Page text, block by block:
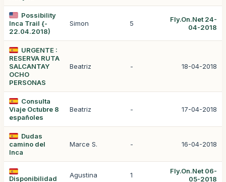
Possibility
Inca Trail {-
22.04.2018)
Simon 5
Fly.On.Net 24-
04-2018
URGENTE :
RESERVA RUTA
SALCANTAY
OCHO
PERSONAS
Beatriz - 18-04-2018
Consulta
Viaje Octubre 8
españoles
Beatriz - 17-04-2018
Dudas
camino del
Inca
Marce S. - 16-04-2018
Disponibilidad Agustina 1
Fly.On.Net 06-
05-2018